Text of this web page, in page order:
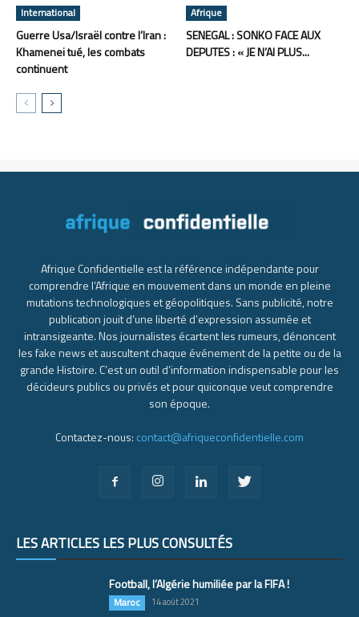
International
Guerre Usa/Israël contre l’Iran :
Khamenei tué, les combats
continuent
Afrique
SENEGAL : SONKO FACE AUX
DEPUTES : « JE N’AI PLUS...
Afrique Confidentielle est la référence indépendante pour
comprendre l’Afrique en mouvement dans un monde en pleine
mutations technologiques et géopolitiques. Sans publicité, notre
publication jouit d’une liberté d’expression assumée et
intransigeante. Nos journalistes écartent les rumeurs, dénoncent
les fake news et auscultent chaque événement de la petite ou de la
grande Histoire. C’est un outil d’information indispensable pour les
décideurs publics ou privés et pour quiconque veut comprendre
son époque.
Contactez-nous: contact@afriqueconfidentielle.com
LES ARTICLES LES PLUS CONSULTÉS
Football, l’Algérie humiliée par la FIFA !
Maroc 14 août 2021